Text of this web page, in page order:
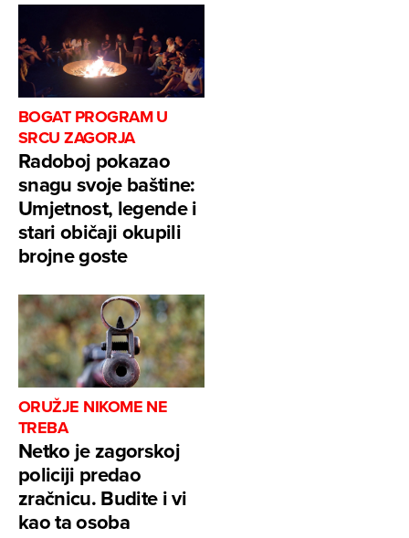
BOGAT PROGRAM U
SRCU ZAGORJA
Radoboj pokazao
snagu svoje baštine:
Umjetnost, legende i
stari običaji okupili
brojne goste
ORUŽJE NIKOME NE
TREBA
Netko je zagorskoj
policiji predao
zračnicu. Budite i vi
kao ta osoba